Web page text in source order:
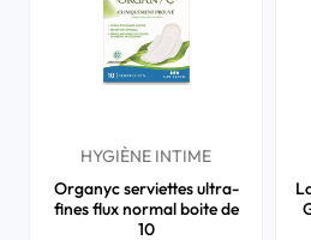
HYGIÈNE INTIME
Organyc serviettes ultra-
fines flux normal boite de
10